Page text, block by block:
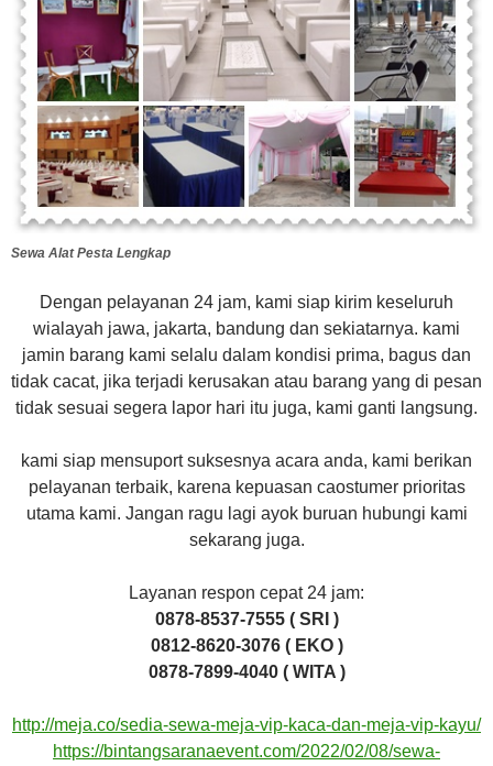
Sewa Alat Pesta Lengkap
Dengan pelayanan 24 jam, kami siap kirim keseluruh
wialayah jawa, jakarta, bandung dan sekiatarnya. kami
jamin barang kami selalu dalam kondisi prima, bagus dan
tidak cacat, jika terjadi kerusakan atau barang yang di pesan
tidak sesuai segera lapor hari itu juga, kami ganti langsung.
kami siap mensuport suksesnya acara anda, kami berikan
pelayanan terbaik, karena kepuasan caostumer prioritas
utama kami. Jangan ragu lagi ayok buruan hubungi kami
sekarang juga.
Layanan respon cepat 24 jam:
0878-8537-7555 ( SRI )
0812-8620-3076 ( EKO )
0878-7899-4040 ( WITA )
http://meja.co/sedia-sewa-meja-vip-kaca-dan-meja-vip-kayu/
https://bintangsaranaevent.com/2022/02/08/sewa-